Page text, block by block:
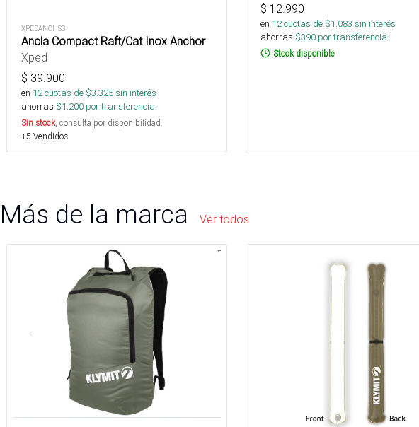
XPEDANCHSS
Ancla Compact Raft/Cat Inox Anchor
Xped
$ 39.900
en 12cuotas de $3.325sin interés
ahorras $1.200 por transferencia.
Sin stock, consulta por disponibilidad.
+5 Vendidos
$ 12.990
en 12cuotas de $1.083 sin interés
ahorras $390 por transferencia.
Stock disponible
Más de la marca Ver todos